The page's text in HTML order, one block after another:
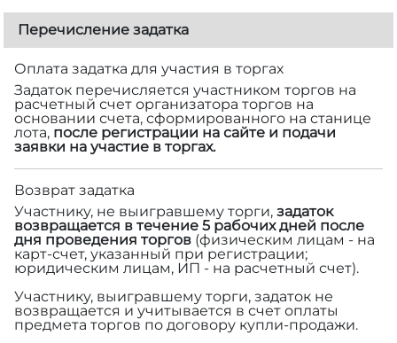
Перечисление задатка
Оплата задатка для участия в торгах
Задаток перечисляется участником торгов на
расчетный счет организатора торгов на
основании счета, сформированного на станице
лота, после регистрации на сайте и подачи
заявки на участие в торгах.
Возврат задатка
Участнику, не выигравшему торги, задаток
возвращается в течение 5 рабочих дней после
дня проведения торгов (физическим лицам - на
карт-счет, указанный при регистрации;
юридическим лицам, ИП - на расчетный счет).
Участнику, выигравшему торги, задаток не
возвращается и учитывается в счет оплаты
предмета торгов по договору купли-продажи.